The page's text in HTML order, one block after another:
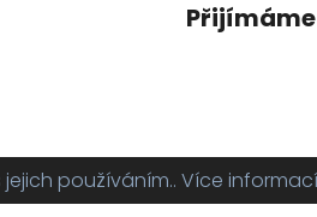
používáním.. Více informací